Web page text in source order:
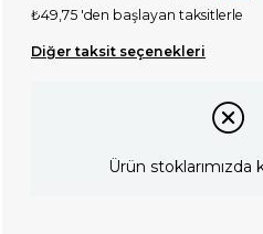
₺49,75 'den başlayan taksitlerle
Diğer taksit seçenekleri
Ürün stoklarımızda